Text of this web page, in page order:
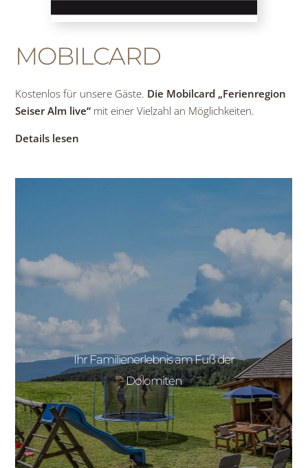
MOBILCARD
Kostenlos für unsere Gäste. Die Mobilcard „Ferienregion
Seiser Alm live“ mit einer Vielzahl an Möglichkeiten.
Details lesen
Ihr Familienerlebnis am Fuß der
Dolomiten